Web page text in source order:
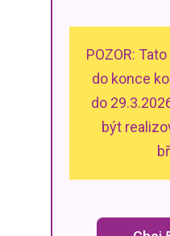
POZOR:
do konce
do
být